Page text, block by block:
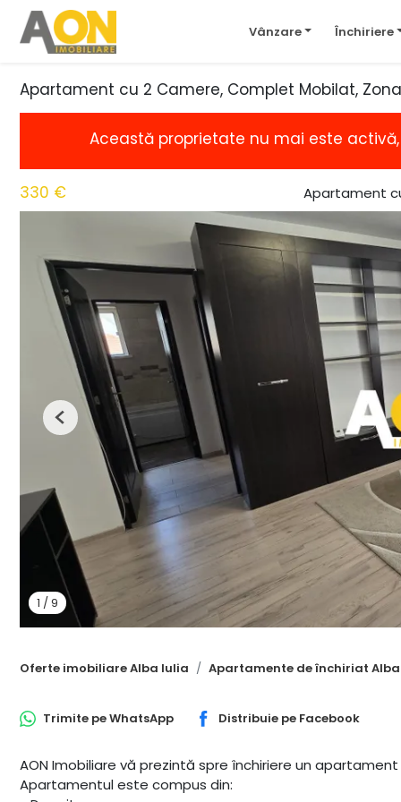
Vânzare Închiriere
Apartament cu 2 Camere, Complet Mobilat,
Această proprietate nu mai este activă,
330 € Apartament
1 / 9
Previous
Oferte imobiliare Alba Iulia Apartamente de închiriat
Trimite peWhatsApp Distribuie pe Facebook
AON Imobiliare vă prezintă spre închiriere un
Apartamentul este compus din: